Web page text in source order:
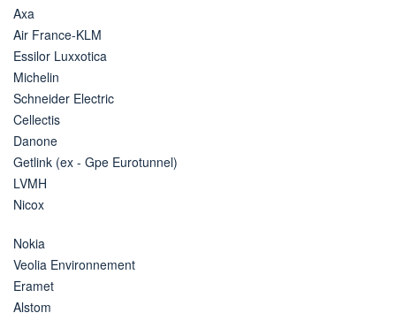
Axa
Air France-KLM
Essilor Luxxotica
Michelin
Schneider Electric
Cellectis
Danone
Getlink (ex - Gpe Eurotunnel)
LVMH
Nicox
Nokia
Veolia Environnement
Eramet
Alstom